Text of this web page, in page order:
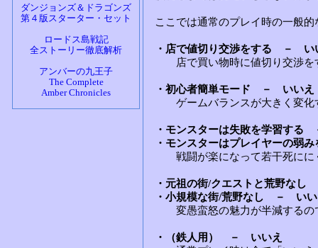
ダンジョンズ＆ドラゴンズ
第４版スターター・セット
ロードス島戦記
全ストーリー徹底解析
アンバーの九王子
The Complete
Amber Chronicles